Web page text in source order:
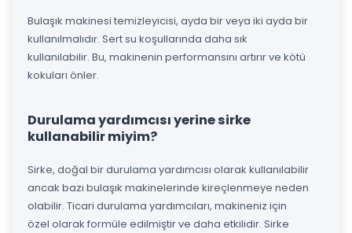
Bulaşık makinesi temizleyicisi, ayda bir veya iki ayda bir
kullanılmalıdır. Sert su koşullarında daha sık
kullanılabilir. Bu, makinenin performansını artırır ve kötü
kokuları önler.
Durulama yardımcısı yerine sirke
kullanabilir miyim?
Sirke, doğal bir durulama yardımcısı olarak kullanılabilir
ancak bazı bulaşık makinelerinde kireçlenmeye neden
olabilir. Ticari durulama yardımcıları, makineniz için
özel olarak formüle edilmiştir ve daha etkilidir. Sirke